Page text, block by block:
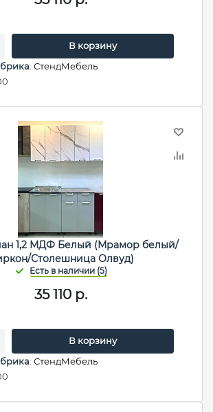
В корзину
: СтендМебель
1,2 МДФ Белый (Мрамор белый/
Столешница Олвуд)
35 110р.
В корзину
: СтендМебель